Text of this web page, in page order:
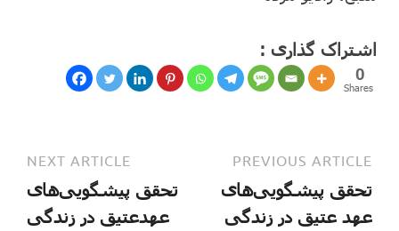
اشتراک گذاری :
0
Shares
PREVIOUS ARTICLE
تحقق پیشگویی‌های
عهد عتیق در زندگی
NEXT ARTICLE
تحقق پیشگویی‌های
عهدعتیق در زندگی